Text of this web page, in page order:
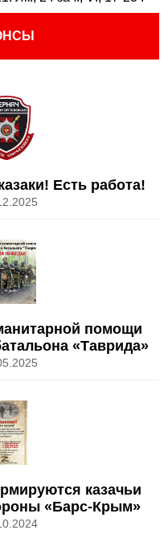
Есть работа!
помощи
«Таврида»
казачьи
«Барс-Крым»